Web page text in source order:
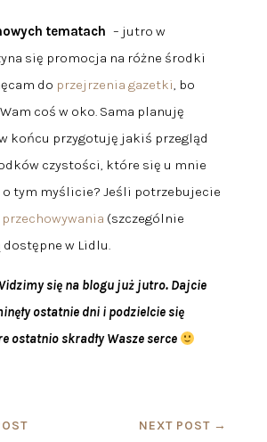
tematach – jutro w
się promocja na różne środki
do przejrzenia gazetki, bo
coś w oko. Sama planuję
końcu przygotuję jakiś przegląd
czystości, które się u mnie
o tym myślicie? Jeśli potrzebujecie
(szczególnie
dostępne w Lidlu.
się na blogu już jutro. Dajcie
ostatnie dni i podzielcie się
ostatnio skradły Wasze serce
NEXT POST →